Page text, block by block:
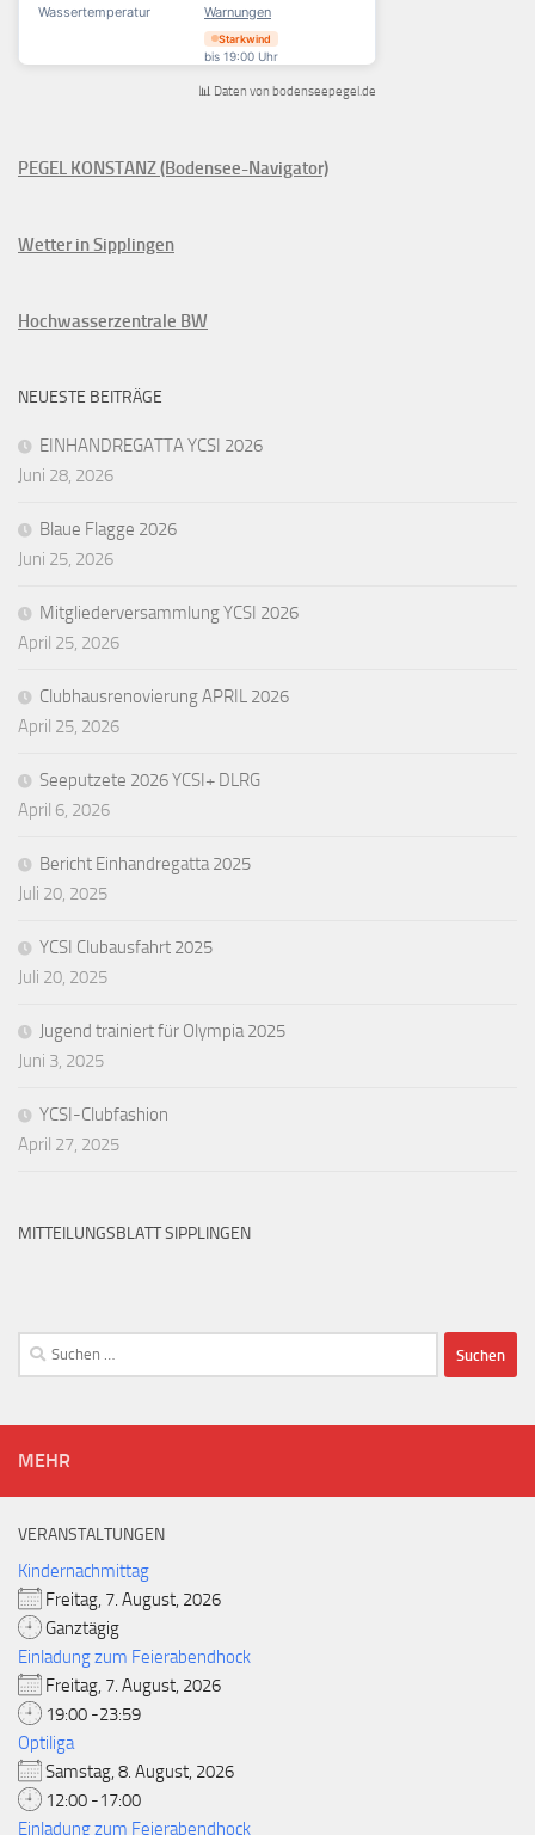
📊 Daten von bodenseepegel.de
PEGEL KONSTANZ (Bodensee-Navigator)
Wetter in Sipplingen
Hochwasserzentrale BW
NEUESTE BEITRÄGE
EINHANDREGATTA YCSI 2026
Juni 28, 2026
Blaue Flagge 2026
Juni 25, 2026
Mitgliederversammlung YCSI 2026
April 25, 2026
Clubhausrenovierung APRIL 2026
April 25, 2026
Seeputzete 2026 YCSI+ DLRG
April 6, 2026
Bericht Einhandregatta 2025
Juli 20, 2025
YCSI Clubausfahrt 2025
Juli 20, 2025
Jugend trainiert für Olympia 2025
Juni 3, 2025
YCSI-Clubfashion
April 27, 2025
MITTEILUNGSBLATT SIPPLINGEN
Suchen
nach:
MEHR
VERANSTALTUNGEN
Kindernachmittag
Freitag, 7. August, 2026
Ganztägig
Einladung zum Feierabendhock
Freitag, 7. August, 2026
19:00 -23:59
Optiliga
Samstag, 8. August, 2026
12:00 -17:00
Einladung zum Feierabendhock